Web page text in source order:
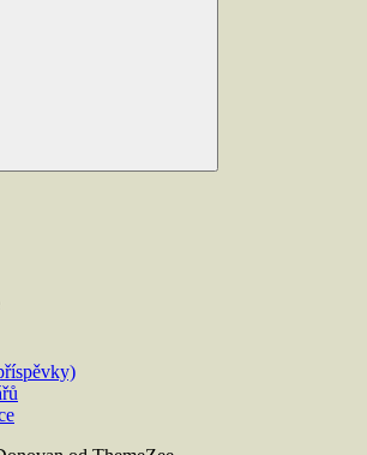
Hledat